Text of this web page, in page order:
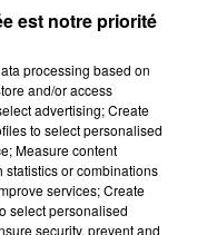
LES MARQUES QUI
RAPPORT...
LA RÉGION ET
est notre priorité
processing based on
and/or access
advertising; Create
to select personalised
Measure content
or combinations
services; Create
select personalised
security, prevent and